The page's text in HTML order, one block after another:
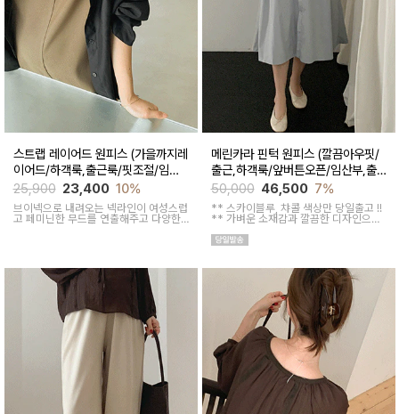
스트랩 레이어드 원피스 (가을까지레
이어드/하객룩,출근룩/핏조절/임산
부,출산후 착용가능)
25,900 23,400 10%
브이넥으로 내려오는 넥라인이 여성스럽
고 페미닌한 무드를 연출해주고 다양한
메린카라 핀턱 원피스 (깔끔아우핏/
출근,하객룩/앞버튼오픈/임산부,출
산후 착용가능)
50,000 46,500 7%
** 스카이블루, 챠콜 색상만 당일출고 !!
** 가벼운 소재감과 깔끔한 디자인으로
버튼 오픈되어 외출수유복으로도 추천해